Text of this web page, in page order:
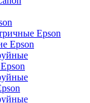
Epson
Epson